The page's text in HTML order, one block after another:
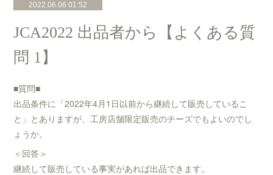
2022.06.06 01:52
JCA2022 出品者から【よくある質
問 1】
■質問■
出品条件に「2022年4月1日以前から継続して販売しているこ
と」とありますが、工房店舗限定販売のチーズでもよいのでし
ょうか。
＜回答＞
継続して販売している事実があれば出品できます。